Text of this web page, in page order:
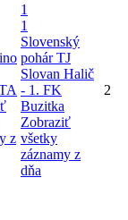
z
1
1
Slovenský
pohár TJ
Slovan Halič
- 1. FK
Buzitka
Zobraziť
všetky
záznamy z
dňa
2